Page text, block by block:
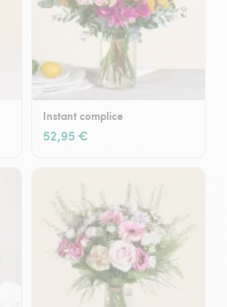
Instant complice
52,95 €